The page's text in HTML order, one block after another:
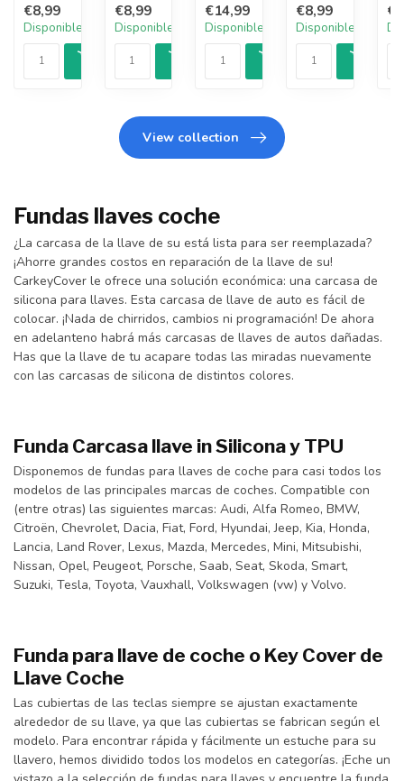
€8,99
Disponible
€8,99
Disponible
€14,99
Disponible
€8,99
Disponible
View collection
Fundas llaves coche
¿La carcasa de la llave de su está lista para ser reemplazada?
¡Ahorre grandes costos en reparación de la llave de su!
CarkeyCover le ofrece una solución económica: una carcasa de
silicona para llaves. Esta carcasa de llave de auto es fácil de
colocar. ¡Nada de chirridos, cambios ni programación! De ahora
en adelanteno habrá más carcasas de llaves de autos dañadas.
Has que la llave de tu acapare todas las miradas nuevamente
con las carcasas de silicona de distintos colores.
Funda Carcasa llave in Silicona y TPU
Disponemos de fundas para llaves de coche para casi todos los
modelos de las principales marcas de coches. Compatible con
(entre otras) las siguientes marcas: Audi, Alfa Romeo, BMW,
Citroën, Chevrolet, Dacia, Fiat, Ford, Hyundai, Jeep, Kia, Honda,
Lancia, Land Rover, Lexus, Mazda, Mercedes, Mini, Mitsubishi,
Nissan, Opel, Peugeot, Porsche, Saab, Seat, Skoda, Smart,
Suzuki, Tesla, Toyota, Vauxhall, Volkswagen (vw) y Volvo.
Funda para llave de coche o Key Cover de
Llave Coche
Las cubiertas de las teclas siempre se ajustan exactamente
alrededor de su llave, ya que las cubiertas se fabrican según el
modelo. Para encontrar rápida y fácilmente un estuche para su
llavero, hemos dividido todos los modelos en categorías. ¡Eche un